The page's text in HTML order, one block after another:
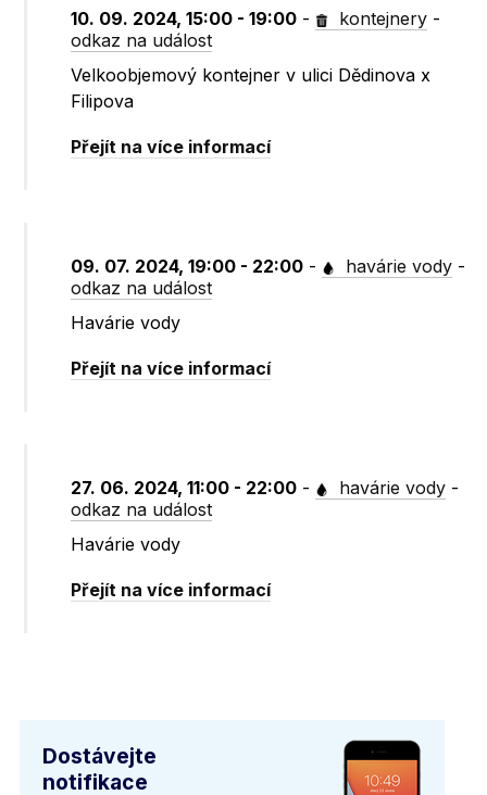
10. 09. 2024, 15:00 - 19:00 - kontejnery -
odkaz na událost
Velkoobjemový kontejner v ulici Dědinova x
Filipova
Přejít na více informací
09. 07. 2024, 19:00 - 22:00 - havárie vody -
odkaz na událost
Havárie vody
Přejít na více informací
27. 06. 2024, 11:00 - 22:00 - havárie vody -
odkaz na událost
Havárie vody
Přejít na více informací
Dostávejte
notifikace